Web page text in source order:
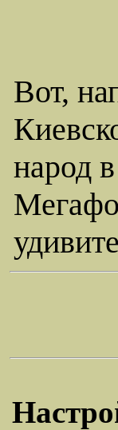
Вот,
народ